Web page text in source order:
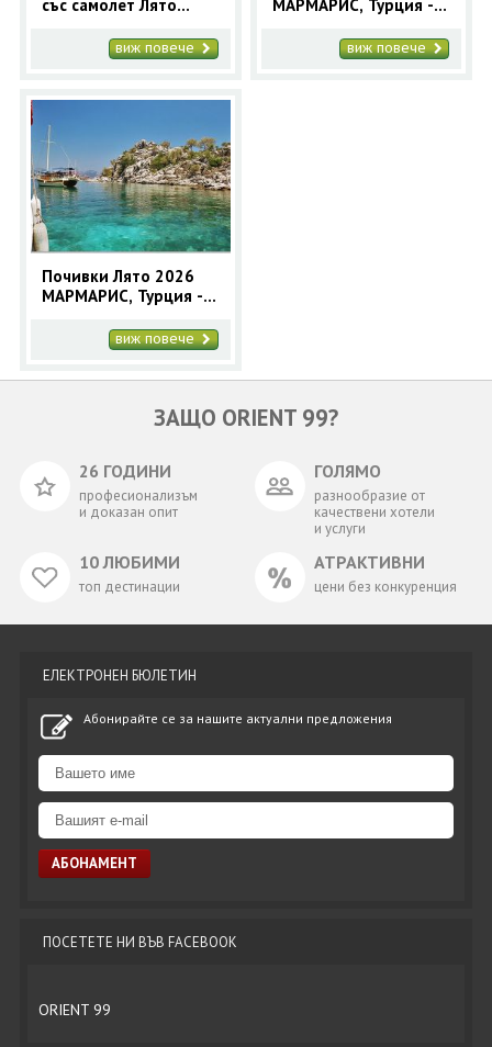
със самолет Лято
виж повече
МАРМАРИС, Турция - 7
програмавиж повече
Почивки Лято 2026
МАРМАРИС, Турция - 9
програмавиж повече
ЗАЩО ORIENT 99?
26 ГОДИНИ
професионализъм
и доказан опит
ГОЛЯМО
разнообразие от
качествени хотели
и услуги
10 ЛЮБИМИ
топ дестинации
АТРАКТИВНИ
цени без конкуренция
ЕЛЕКТРОНЕН БЮЛЕТИН
Абонирайте се за нашите актуални предложения
ПОСЕТЕТЕ НИ ВЪВ FACEBOOK
ORIENT 99